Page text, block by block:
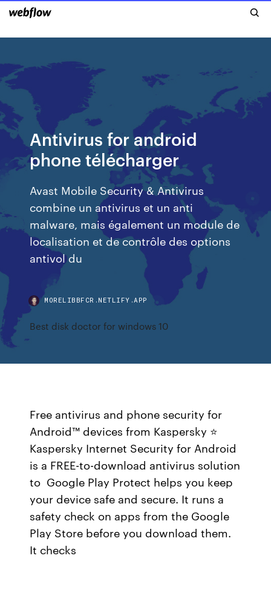
Antivirus for android
phone télécharger
Avast Mobile Security & Antivirus
combine un antivirus et un anti
malware, mais également un module de
localisation et de contrôle des options
antivol du
MORELIBBFCR.NETLIFY.APP
Best disk doctor for windows 10
Free antivirus and phone security for
Android™ devices from Kaspersky ⭐
Kaspersky Internet Security for Android
is a FREE-to-download antivirus solution
to Google Play Protect helps you keep
your device safe and secure. It runs a
safety check on apps from the Google
Play Store before you download them.
It checks